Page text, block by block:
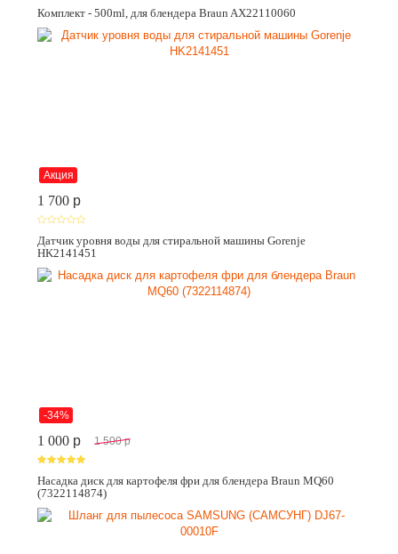
Комплект - 500ml, для блендера Braun AX22110060
Акция
1 700 p
Датчик уровня воды для стиральной машины Gorenje
HK2141451
-34%
1 000 p 1 500 p
Насадка диск для картофеля фри для блендера Braun MQ60
(7322114874)